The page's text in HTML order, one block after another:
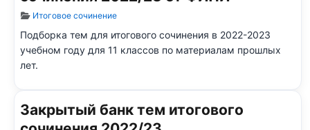
Информация о материале
Итоговое сочинение
Подборка тем для итогового сочинения в 2022-2023
учебном году для 11 классов по материалам прошлых
лет.
Закрытый банк тем итогового